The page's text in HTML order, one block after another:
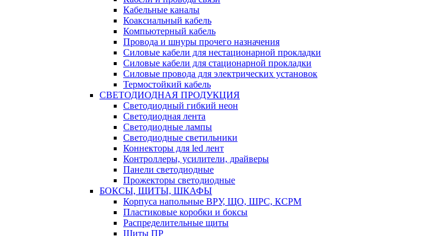
Кабельные каналы
Коаксиальный кабель
Компьютерный кабель
Провода и шнуры прочего назначения
Силовые кабели для нестационарной прокладки
Силовые кабели для стационарной прокладки
Силовые провода для электрических установок
Термостойкий кабель
СВЕТОДИОДНАЯ ПРОДУКЦИЯ
Светодиодный гибкий неон
Светодиодная лента
Светодиодные лампы
Светодиодные светильники
Коннекторы для led лент
Контроллеры, усилители, драйверы
Панели светодиодные
Прожекторы светодиодные
БОКСЫ, ЩИТЫ, ШКАФЫ
Корпуса напольные ВРУ, ЩО, ШРС, КСРМ
Пластиковые коробки и боксы
Распределительные щиты
Щиты ПР